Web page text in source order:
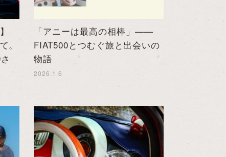
。
「アニーは最高の相棒」——
FIAT500とつむぐ旅と出会いの
物語
2026.1.6